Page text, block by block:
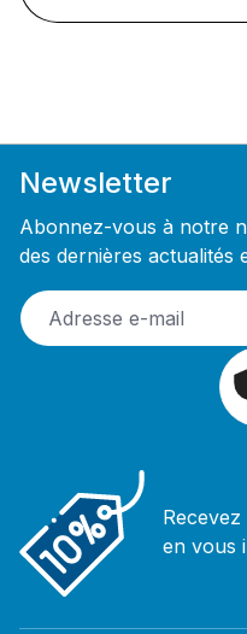
Newsletter
Abonnez-vous à notre
des dernières actualités
en vous